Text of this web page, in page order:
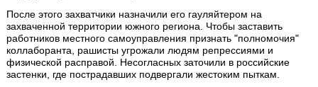
После этого захватчики назначили его гауляйтером на
захваченной территории южного региона. Чтобы заставить
работников местного самоуправления признать "полномочия"
коллаборанта, рашисты угрожали людям репрессиями и
физической расправой. Несогласных заточили в российские
застенки, где пострадавших подвергали жестоким пыткам.